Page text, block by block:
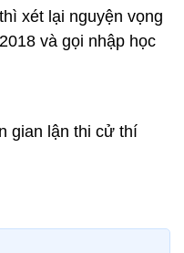
xét lại nguyện vọng
và gọi nhập học
gian lận thi cử thí